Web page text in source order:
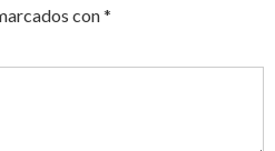
con*